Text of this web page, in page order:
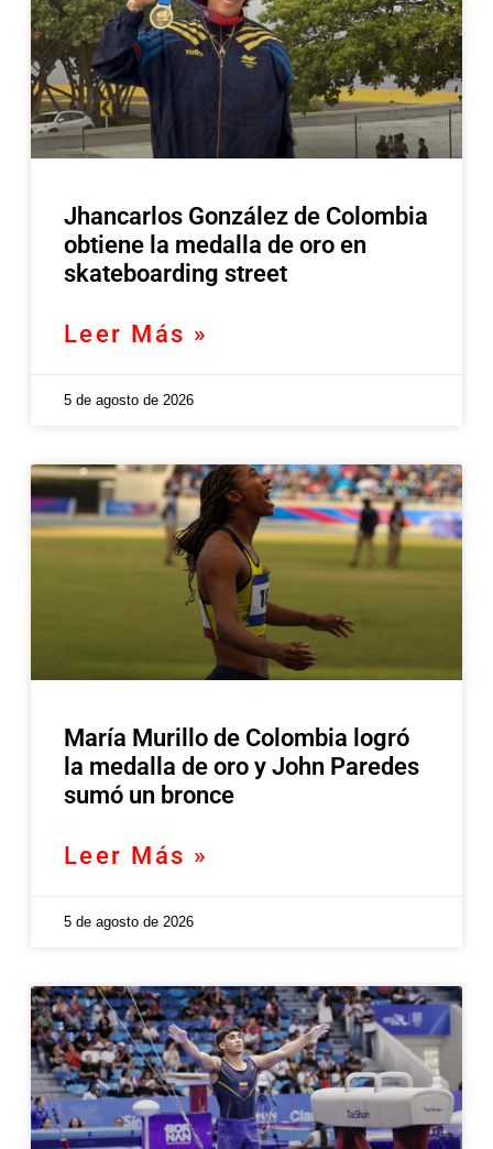
Jhancarlos González de Colombia
obtiene la medalla de oro en
skateboarding street
Leer Más »
5 de agosto de 2026
María Murillo de Colombia logró
la medalla de oro y John Paredes
sumó un bronce
Leer Más »
5 de agosto de 2026